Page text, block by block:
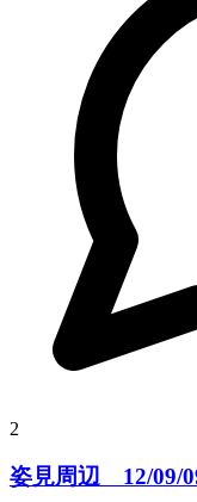
2
姿見周辺 12/09/